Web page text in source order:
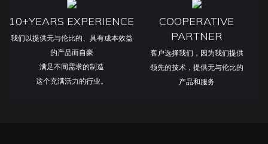
10+YEARS EXPERIENCE
我们以提供无与伦比的、具有成本效益
的产品而自豪
满足不同需求的制造
这个充满活力的行业。
COOPERATIVE
PARTNER
客户选择我们，因为我们提供
领先的技术，提供无与伦比的
产品和服务